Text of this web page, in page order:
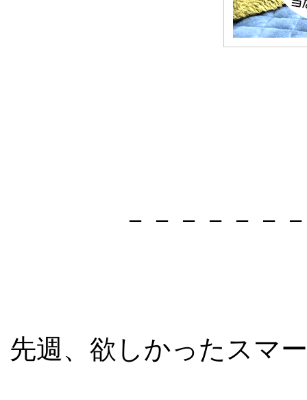
－－－－－－
先週、欲しかったスマ